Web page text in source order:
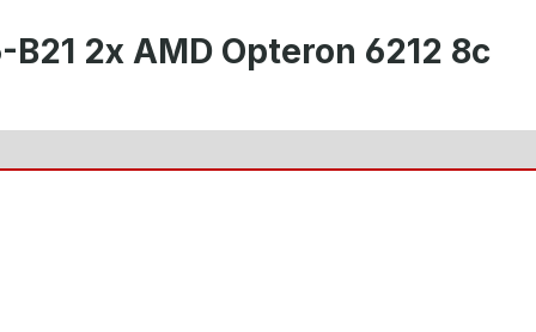
2x AMD Opteron 6212 8c